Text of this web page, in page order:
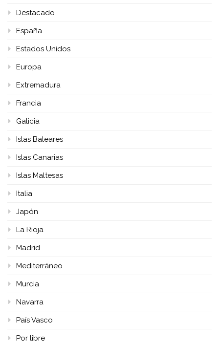
Destacado
España
Estados Unidos
Europa
Extremadura
Francia
Galicia
Islas Baleares
Islas Canarias
Islas Maltesas
Italia
Japón
La Rioja
Madrid
Mediterráneo
Murcia
Navarra
País Vasco
Por libre